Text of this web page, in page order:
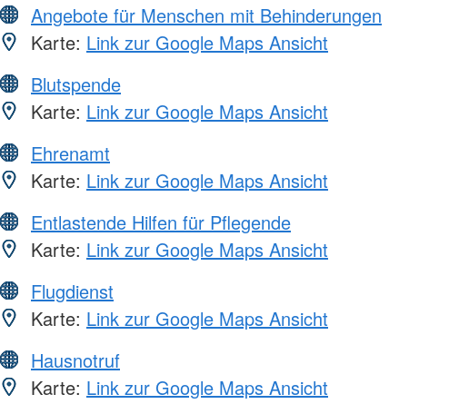
Angebote für Menschen mit Behinderungen
Karte: Link zur Google Maps Ansicht
Blutspende
Karte: Link zur Google Maps Ansicht
Ehrenamt
Karte: Link zur Google Maps Ansicht
Entlastende Hilfen für Pflegende
Karte: Link zur Google Maps Ansicht
Flugdienst
Karte: Link zur Google Maps Ansicht
Hausnotruf
Karte: Link zur Google Maps Ansicht